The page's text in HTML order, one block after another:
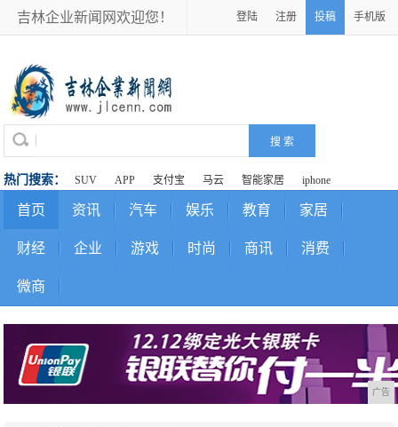
吉林企业新闻网欢迎您！ 登陆 注册 投稿 手机版
热门搜索： SUV APP 支付宝 马云 智能家居 iphone
首页 资讯 汽车 娱乐 教育 家居
财经 企业 游戏 时尚 商讯 消费
微商
广告